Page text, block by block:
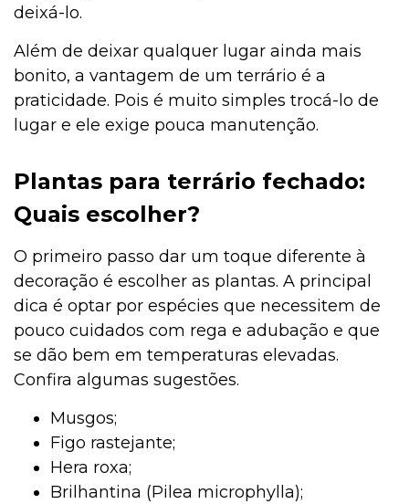
deixá-lo.
Além de deixar qualquer lugar ainda mais
bonito, a vantagem de um terrário é a
praticidade. Pois é muito simples trocá-lo de
lugar e ele exige pouca manutenção.
Plantas para terrário fechado:
Quais escolher?
O primeiro passo dar um toque diferente à
decoração é escolher as plantas. A principal
dica é optar por espécies que necessitem de
pouco cuidados com rega e adubação e que
se dão bem em temperaturas elevadas.
Confira algumas sugestões.
Musgos;
Figo rastejante;
Hera roxa;
Brilhantina (Pilea microphylla);